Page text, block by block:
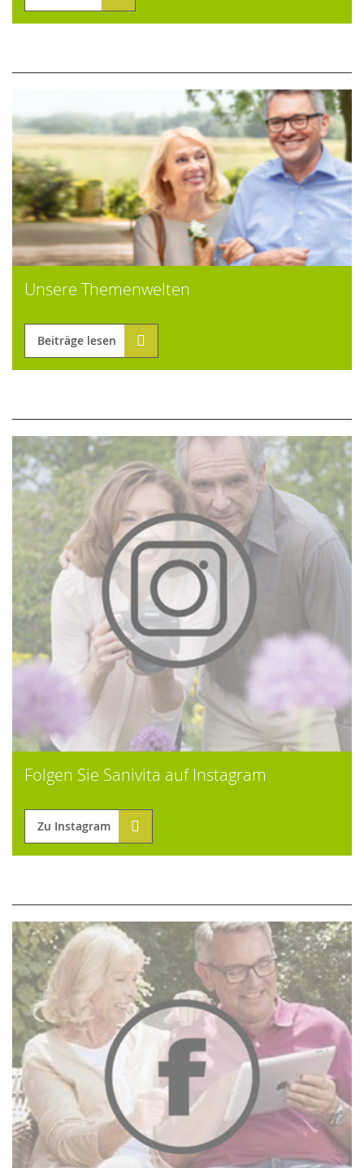
Unsere Themenwelten
Beiträge lesen
Folgen Sie Sanivita auf Instagram
Zu Instagram